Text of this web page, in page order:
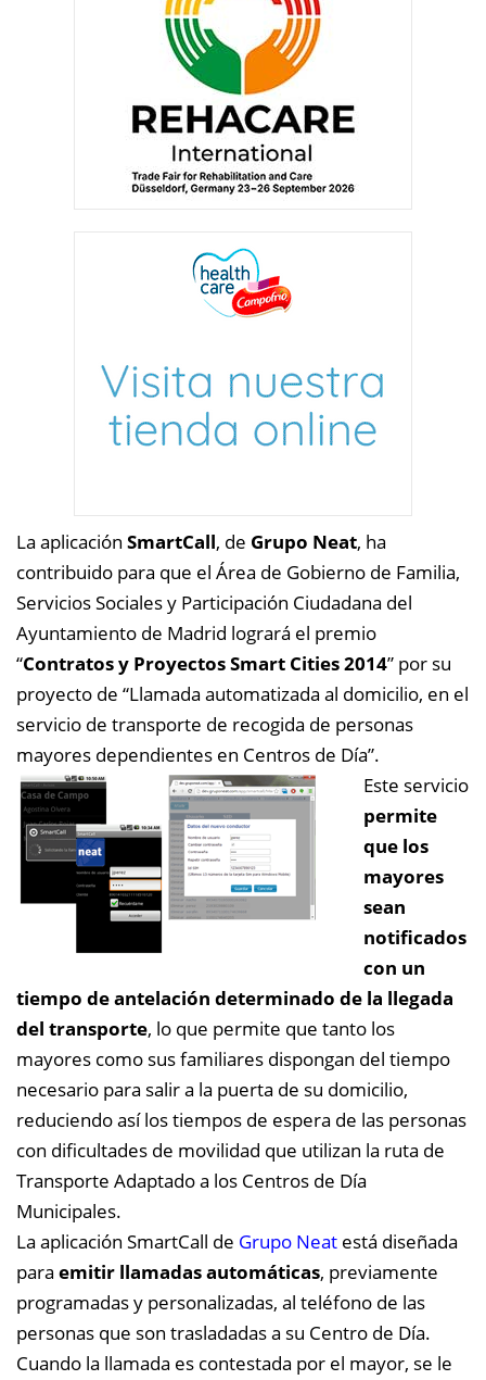
La aplicación SmartCall, de Grupo Neat, ha
contribuido para que el Área de Gobierno de Familia,
Servicios Sociales y Participación Ciudadana del
Ayuntamiento de Madrid logrará el premio
“Contratos y Proyectos Smart Cities 2014” por su
proyecto de “Llamada automatizada al domicilio, en el
servicio de transporte de recogida de personas
mayores dependientes en Centros de Día”.
Este servicio
permite
que los
mayores
sean
notificados
con un
tiempo de antelación determinado de la llegada
del transporte, lo que permite que tanto los
mayores como sus familiares dispongan del tiempo
necesario para salir a la puerta de su domicilio,
reduciendo así los tiempos de espera de las personas
con dificultades de movilidad que utilizan la ruta de
Transporte Adaptado a los Centros de Día
Municipales.
La aplicación SmartCall de Grupo Neat está diseñada
para emitir llamadas automáticas, previamente
programadas y personalizadas, al teléfono de las
personas que son trasladadas a su Centro de Día.
Cuando la llamada es contestada por el mayor, se le